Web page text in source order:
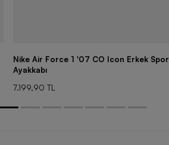
Nike Air Force 1 '07 CO Icon Erkek Spor
Ayakkabı
7.199,90 TL